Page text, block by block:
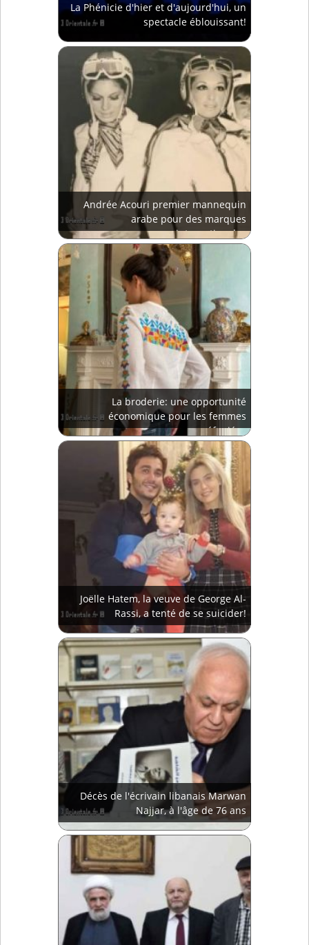
La Phénicie d'hier et d'aujourd'hui, un
spectacle éblouissant!
Andrée Acouri premier mannequin
arabe pour des marques
internationales
La broderie: une opportunité
économique pour les femmes
réfugiées
Joëlle Hatem, la veuve de George Al-
Rassi, a tenté de se suicider!
Décès de l'écrivain libanais Marwan
Najjar, à l'âge de 76 ans